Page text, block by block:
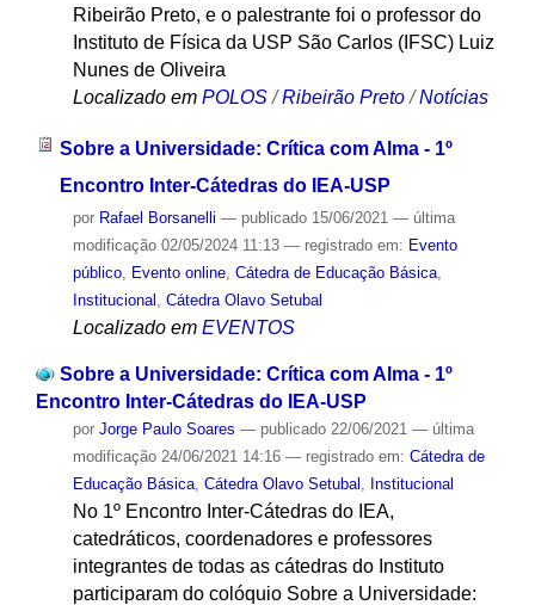
Ribeirão Preto, e o palestrante foi o professor do
Instituto de Física da USP São Carlos (IFSC) Luiz
Nunes de Oliveira
Localizado em POLOS /Ribeirão Preto /Notícias
Sobre a Universidade: Crítica com Alma - 1º
Encontro Inter-Cátedras do IEA-USP
por Rafael Borsanelli — publicado15/06/2021 — última
modificação02/05/2024 11:13 — registrado em: Evento
público, Evento online, Cátedra de Educação Básica,
Institucional
Cátedra Olavo Setubal
Localizado em EVENTOS
Sobre a Universidade: Crítica com Alma - 1º
Encontro Inter-Cátedras do IEA-USP
por Jorge Paulo Soares — publicado22/06/2021 — última
modificação24/06/2021 14:16 — registrado em: Cátedra de
Educação Básica, Cátedra Olavo Setubal Institucional
No 1º Encontro Inter-Cátedras do IEA,
catedráticos, coordenadores e professores
integrantes de todas as cátedras do Instituto
participaram do colóquio Sobre a Universidade: